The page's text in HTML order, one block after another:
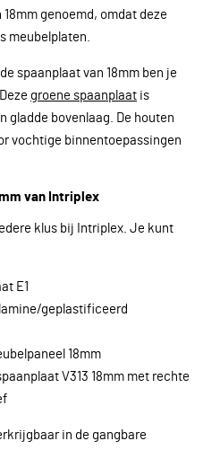
genoemd, omdat deze
meubelplaten.
spaanplaat van 18mm ben je
groene spaanplaat is
gladde bovenlaag. De houten
vochtige binnentoepassingen
van Intriplex
klus bij Intriplex. Je kunt
E1
geplastificeerd
18mm
V313 18mm met rechte
in de gangbare